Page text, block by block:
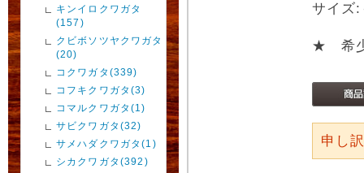
キンイロクワガタ
(157)
クビボソツヤクワガタ
(20)
コクワガタ(339)
コフキクワガタ(3)
コマルクワガタ(1)
サビクワガタ(32)
サメハダクワガタ(1)
シカクワガタ(392)
サイ
★ 希
申し